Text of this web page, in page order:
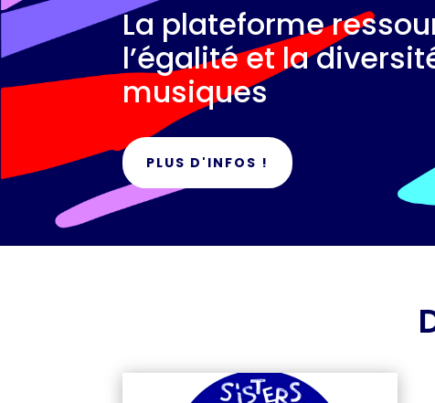
La plateforme
l’égalité et la
musiques
PLUS D'INFOS !